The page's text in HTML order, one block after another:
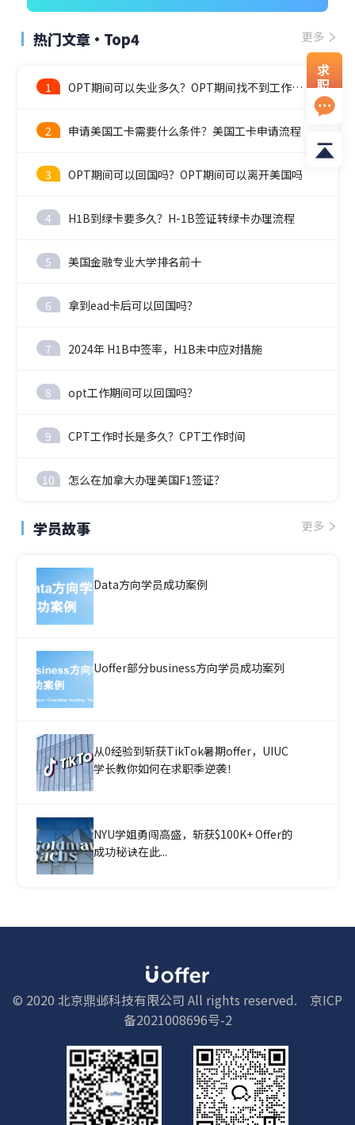
热门文章·Top4 更多
1 OPT期间可以失业多久？OPT期间找不到工作怎么办？
2 申请美国工卡需要什么条件？美国工卡申请流程
3 OPT期间可以回国吗？OPT期间可以离开美国吗
4 H1B到绿卡要多久？H-1B签证转绿卡办理流程
5 美国金融专业大学排名前十
6 拿到ead卡后可以回国吗？
7 2024年 H1B中签率，H1B未中应对措施
8 opt工作期间可以回国吗？
9 CPT工作时长是多久？CPT工作时间
10 怎么在加拿大办理美国F1签证？
学员故事 更多
Data方向学员成功案例
Uoffer部分business方向学员成功案列
从0经验到斩获TikTok暑期offer，UIUC
学长教你如何在求职季逆袭！
NYU学姐勇闯高盛，斩获$100K+ Offer的
成功秘诀在此...
求
职
资
料
© 2020 北京鼎邺科技有限公司 All rights reserved.
京ICP
备2021008696号-2